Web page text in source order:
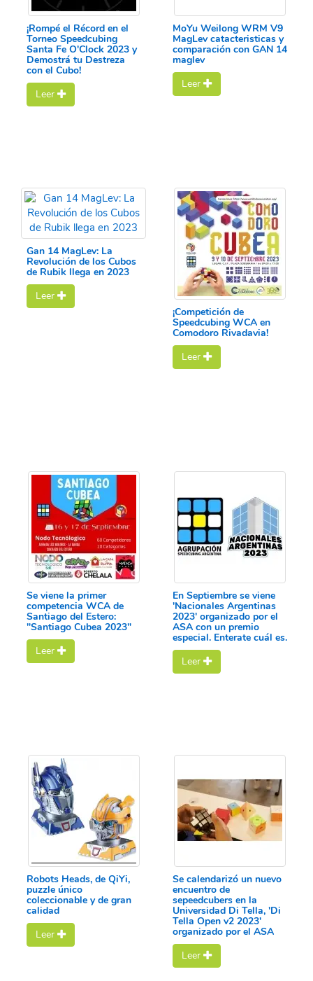
¡Rompé el Récord en el
Torneo Speedcubing
Santa Fe O'Clock 2023 y
Demostrá tu Destreza
con el Cubo!
Leer
MoYu Weilong WRM V9
MagLev catacteristicas y
comparación con GAN 14
maglev
Leer
Gan 14 MagLev: La
Revolución de los Cubos
de Rubik llega en 2023
Leer
¡Competición de
Speedcubing WCA en
Comodoro Rivadavia!
Leer
Se viene la primer
competencia WCA de
Santiago del Estero:
"Santiago Cubea 2023"
Leer
En Septiembre se viene
'Nacionales Argentinas
2023' organizado por el
ASA con un premio
especial. Enterate cuál es.
Leer
Robots Heads, de QiYi,
puzzle único
coleccionable y de gran
calidad
Leer
Se calendarizó un nuevo
encuentro de
sepeedcubers en la
Universidad Di Tella, 'Di
Tella Open v2 2023'
organizado por el ASA
Leer